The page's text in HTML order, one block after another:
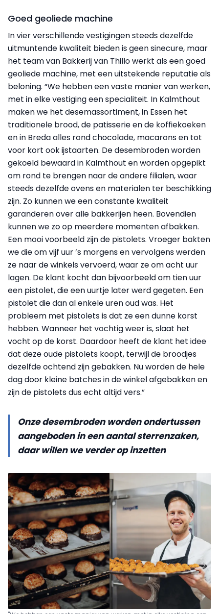
Goed geoliede machine
In vier verschillende vestigingen steeds dezelfde
uitmuntende kwaliteit bieden is geen sinecure, maar
het team van Bakkerij van Thillo werkt als een goed
geoliede machine, met een uitstekende reputatie als
beloning. “We hebben een vaste manier van werken,
met in elke vestiging een specialiteit. In Kalmthout
maken we het desemassortiment, in Essen het
traditionele brood, de patisserie en de koffiekoeken
en in Breda alles rond chocolade, macarons en tot
voor kort ook ijstaarten. De desembroden worden
gekoeld bewaard in Kalmthout en worden opgepikt
om rond te brengen naar de andere filialen, waar
steeds dezelfde ovens en materialen ter beschikking
zijn. Zo kunnen we een constante kwaliteit
garanderen over alle bakkerijen heen. Bovendien
kunnen we zo op meerdere momenten afbakken.
Een mooi voorbeeld zijn de pistolets. Vroeger bakten
we die om vijf uur ’s morgens en vervolgens werden
ze naar de winkels vervoerd, waar ze om acht uur
lagen. De klant kocht dan bijvoorbeeld om tien uur
een pistolet, die een uurtje later werd gegeten. Een
pistolet die dan al enkele uren oud was. Het
probleem met pistolets is dat ze een dunne korst
hebben. Wanneer het vochtig weer is, slaat het
vocht op de korst. Daardoor heeft de klant het idee
dat deze oude pistolets koopt, terwijl de broodjes
dezelfde ochtend zijn gebakken. Nu worden de hele
dag door kleine batches in de winkel afgebakken en
zijn de pistolets dus echt altijd vers.”
Onze desembroden worden ondertussen
aangeboden in een aantal sterrenzaken,
daar willen we verder op inzetten